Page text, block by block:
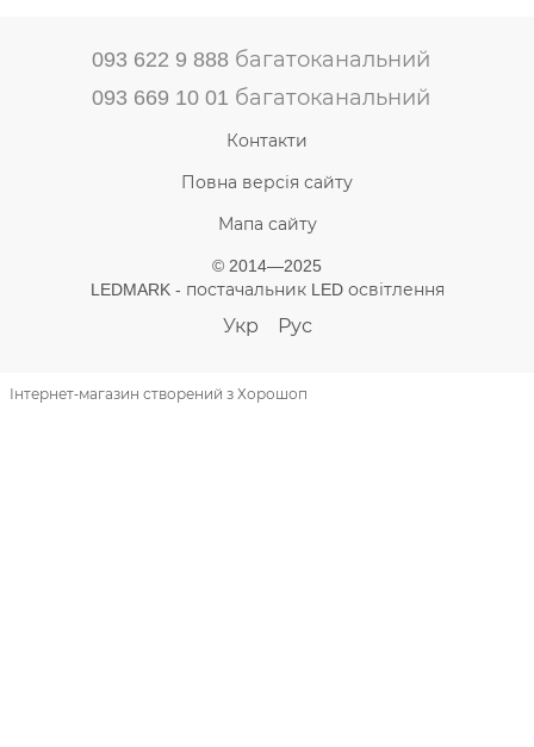
093 622 9 888 багатоканальний
093 669 10 01 багатоканальний
Контакти
Повна версія сайту
Мапа сайту
© 2014—2025
LEDMARK - постачальник LED освітлення
Укр Рус
Інтернет-магазин створений з Хорошоп